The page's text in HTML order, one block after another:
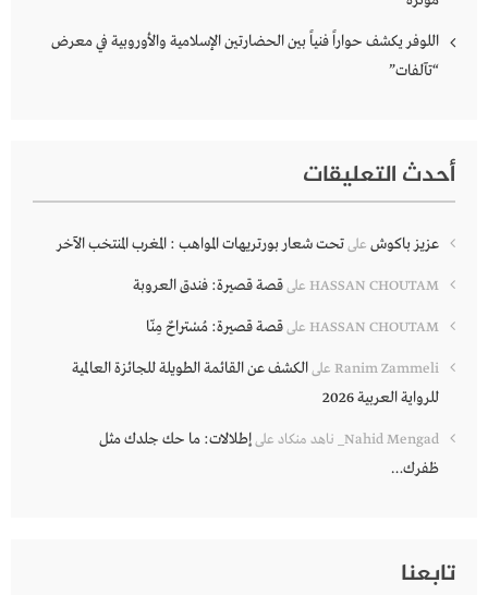
اللوفر يكشف حواراً فنياً بين الحضارتين الإسلامية والأوروبية في معرض
“تآلفات”
أحدث التعليقات
عزيز باكوش علىتحت شعار بورتريهات المواهب : المغرب المنتخب الآخر
HASSAN CHOUTAM علىقصة قصيرة: فندق العروبة
HASSAN CHOUTAM علىقصة قصيرة: مُسْتراحٌ مِنّا
Ranim Zammeli علىالكشف عن القائمة الطويلة للجائزة العالمية
للرواية العربية 2026
Nahid Mengad_ ناهد منكاد علىإطلالات: ما حك جلدك مثل
ظفرك…
تابعنا